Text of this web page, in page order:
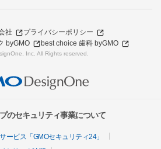
社
プライバシーポリシー
byGMO
best choice 歯科 byGMO
Inc. All Rights reserved.
のセキュリティ事業について
ービス「GMOセキュリティ24」